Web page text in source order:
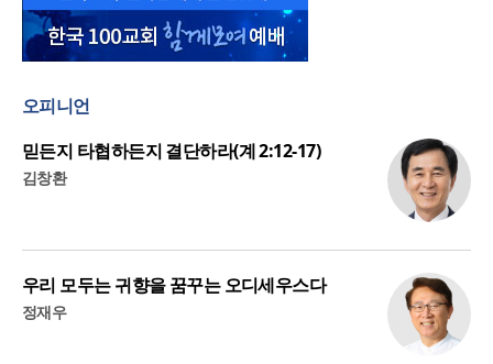
오피니언
믿든지 타협하든지 결단하라(계 2:12-17)
김창환
우리 모두는 귀향을 꿈꾸는 오디세우스다
정재우